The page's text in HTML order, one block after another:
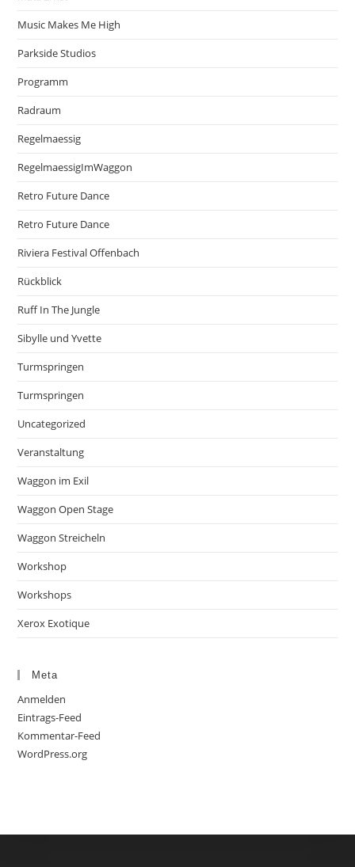
Music Makes Me High
Parkside Studios
Programm
Radraum
Regelmaessig
RegelmaessigImWaggon
Retro Future Dance
Retro Future Dance
Riviera Festival Offenbach
Rückblick
Ruff In The Jungle
Sibylle und Yvette
Turmspringen
Turmspringen
Uncategorized
Veranstaltung
Waggon im Exil
Waggon Open Stage
Waggon Streicheln
Workshop
Workshops
Xerox Exotique
Meta
Anmelden
Eintrags-Feed
Kommentar-Feed
WordPress.org